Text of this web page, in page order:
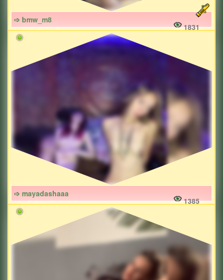
➩ bmw_m8
1831
➩ mayadashaaa
1385